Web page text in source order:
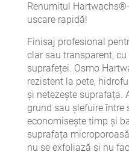
Renumitul
uscare rapidă!
Finisaj profesional
clar sau transparent,
suprafeței. Osmo
rezistent la pete,
și netezește suprafața.
grund sau șlefuire între
economisește timp și
suprafața
nu se exfoliază și nu